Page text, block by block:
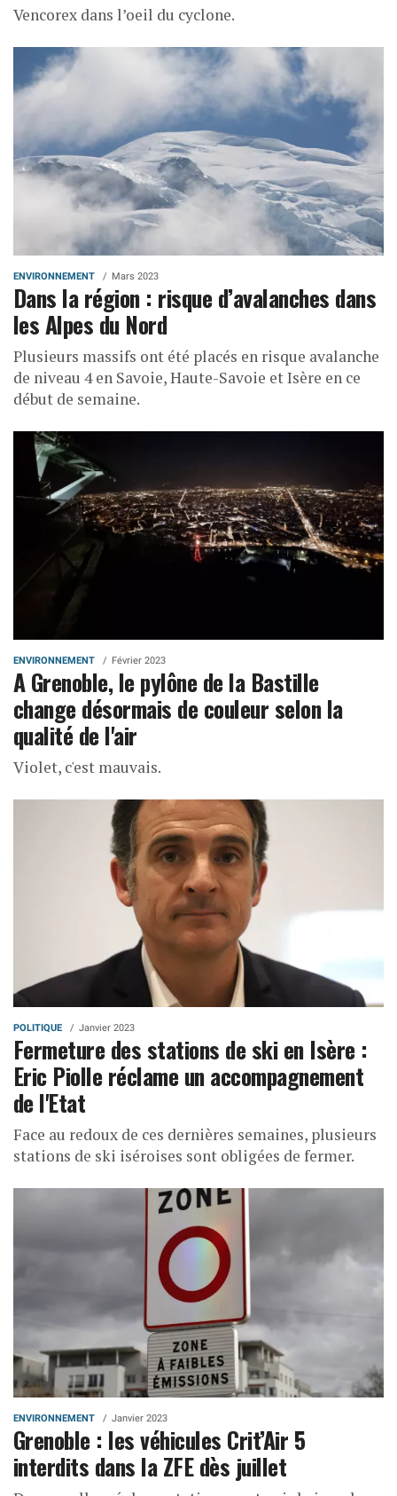
Vencorex dans l’oeil du cyclone.
ENVIRONNEMENT Mars 2023
Dans la région : risque d’avalanches dans
les Alpes du Nord
Plusieurs massifs ont été placés en risque avalanche
de niveau 4 en Savoie, Haute-Savoie et Isère en ce
début de semaine.
ENVIRONNEMENT Février 2023
A Grenoble, le pylône de la Bastille
change désormais de couleur selon la
qualité de l'air
Violet, c'est mauvais.
POLITIQUE Janvier 2023
Fermeture des stations de ski en Isère :
Eric Piolle réclame un accompagnement
de l'Etat
Face au redoux de ces dernières semaines, plusieurs
stations de ski iséroises sont obligées de fermer.
ENVIRONNEMENT Janvier 2023
Grenoble : les véhicules Crit’Air 5
interdits dans la ZFE dès juillet